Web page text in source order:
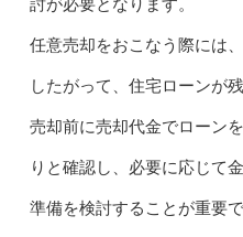
討が必要となります。
任意売却をおこなう際には
したがって、住宅ローンが
売却前に売却代金でローン
りと確認し、必要に応じて
準備を検討することが重要で